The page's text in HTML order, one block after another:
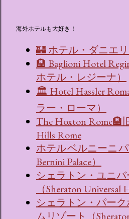
海外ホテルも大好き！
🏰 ホテル・ダニエリ
🏨 Baglioni Hotel
ホテル・レジーナ）
🏛 Hotel Hassler
ラー・ローマ）
The Hoxton Rome🏨
Hills Rome
ホテル ベルニーニ
Bernini Palace）
シェラトン・ユニ
（Sheraton Universal
シェラトン・パー
ムリゾート（